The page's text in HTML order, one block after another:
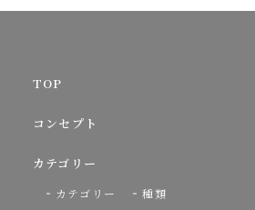
TOP
コンセプト
カテゴリー
カテゴリー
種類